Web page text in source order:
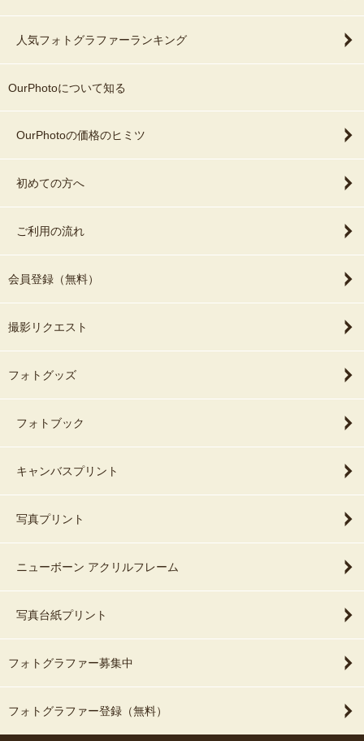
人気フォトグラファーランキング
OurPhotoについて知る
OurPhotoの価格のヒミツ
初めての方へ
ご利用の流れ
会員登録（無料）
撮影リクエスト
フォトグッズ
フォトブック
キャンバスプリント
写真プリント
ニューボーン アクリルフレーム
写真台紙プリント
フォトグラファー募集中
フォトグラファー登録（無料）